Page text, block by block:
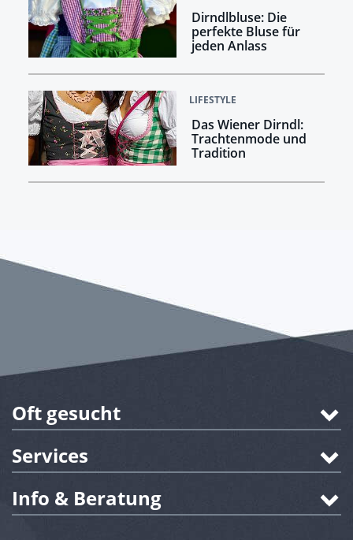
Dirndlbluse: Die
perfekte Bluse für
jeden Anlass
LIFESTYLE
Das Wiener Dirndl:
Trachtenmode und
Tradition
Oft gesucht
Services
Info & Beratung